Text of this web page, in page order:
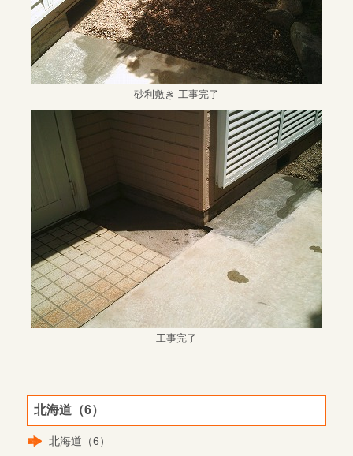
砂利敷き 工事完了
工事完了
北海道（6）
北海道（6）